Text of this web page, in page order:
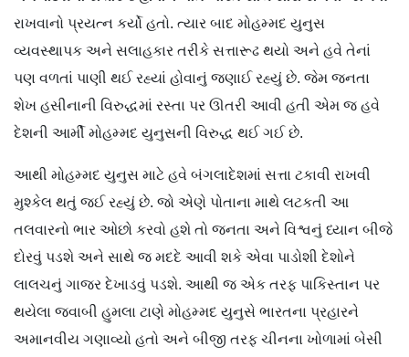
રાખવાનો પ્રયત્ન કર્યો હતો. ત્યાર બાદ મોહમ્મદ યુનુસ
વ્યવસ્થાપક અને સલાહકાર તરીકે સત્તારૂઢ થયો અને હવે તેનાં
પણ વળતાં પાણી થઈ રહ્યાં હોવાનું જણાઈ રહ્યું છે. જેમ જનતા
શેખ હસીનાની વિરુદ્ધમાં રસ્તા પર ઊતરી આવી હતી એમ જ હવે
દેશની આર્મી મોહમ્મદ યુનુસની વિરુદ્ધ થઈ ગઈ છે.
આથી મોહમ્મદ યુનુસ માટે હવે બંગલાદેશમાં સત્તા ટકાવી રાખવી
મુશ્કેલ થતું જઈ રહ્યું છે. જો એણે પોતાના માથે લટકતી આ
તલવારનો ભાર ઓછો કરવો હશે તો જનતા અને વિશ્વનું ધ્યાન બીજે
દોરવું પડશે અને સાથે જ મદદે આવી શકે એવા પાડોશી દેશોને
લાલચનું ગાજર દેખાડવું પડશે. આથી જ એક તરફ પાકિસ્તાન પર
થયેલા જવાબી હુમલા ટાણે મોહમ્મદ યુનુસે ભારતના પ્રહારને
અમાનવીય ગણાવ્યો હતો અને બીજી તરફ ચીનના ખોળામાં બેસી